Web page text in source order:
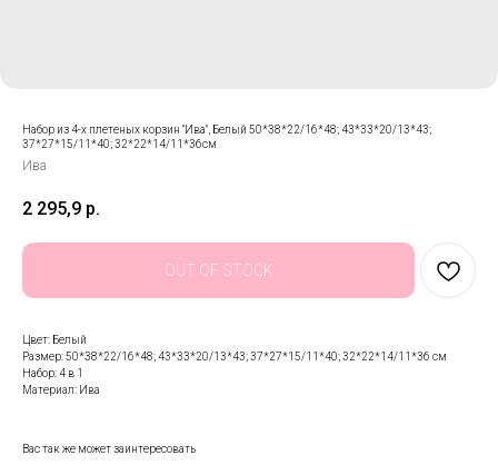
Набор из 4-х плетеных корзин "Ива", Белый 50*38*22/16*48; 43*33*20/13*43;
37*27*15/11*40; 32*22*14/11*36см
Ива
2 295,9 р.
OUT OF STOCK
Цвет: Белый
Размер: 50*38*22/16*48; 43*33*20/13*43; 37*27*15/11*40; 32*22*14/11*36 см
Набор: 4 в 1
Материал: Ива
Вас так же может заинтересовать